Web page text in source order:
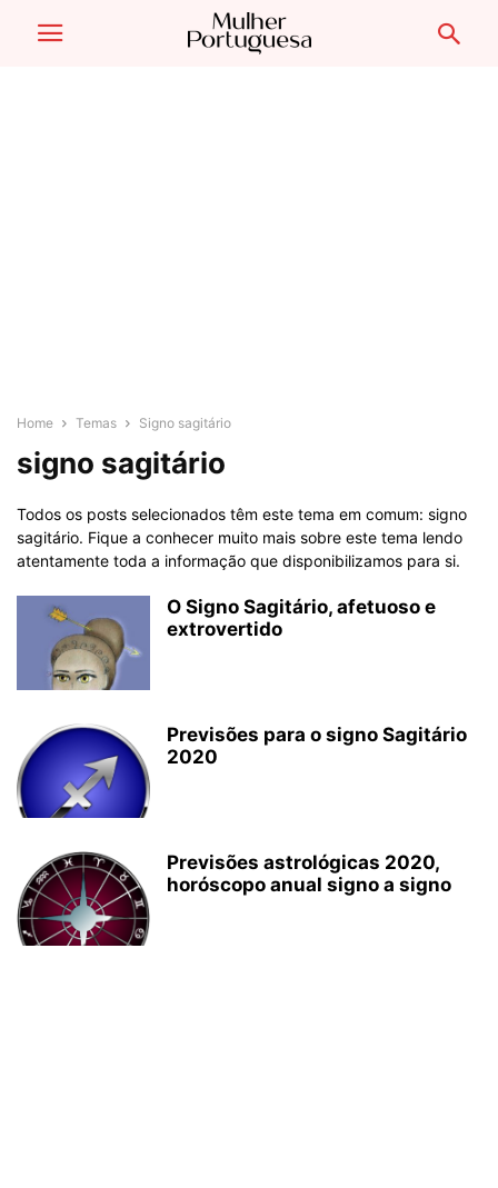
Home Temas Signo sagitário
signo sagitário
Todos os posts selecionados têm este tema em comum: signo
sagitário. Fique a conhecer muito mais sobre este tema lendo
atentamente toda a informação que disponibilizamos para si.
O Signo Sagitário, afetuoso e
extrovertido
Previsões para o signo Sagitário
2020
Previsões astrológicas 2020,
horóscopo anual signo a signo